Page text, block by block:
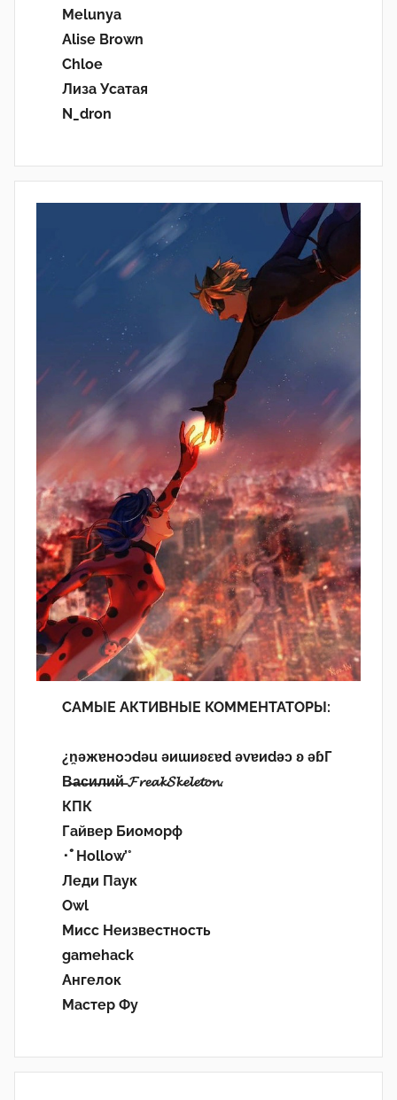
Melunya
Alise Brown
Chloe
Лиза Усатая
N_dron
САМЫЕ АКТИВНЫЕ КОММЕНТАТОРЫ:
¿n̯ǝжɐноɔdǝu ǝиɯиʚεɐd ǝvɐиdǝɔ ʚ ǝɓГ
В̶а̶с̶и̶л̶и̶й̶ 𝓕𝓻𝓮𝓪𝓴𝓢𝓴𝓮𝓵𝓮𝓽𝓸𝓷.
КПК
Гайвер Биоморф
･ﾟHollow’°
Леди Паук
Owl
Мисс Неизвестность
gamehack
Ангелок
Мастер Фу